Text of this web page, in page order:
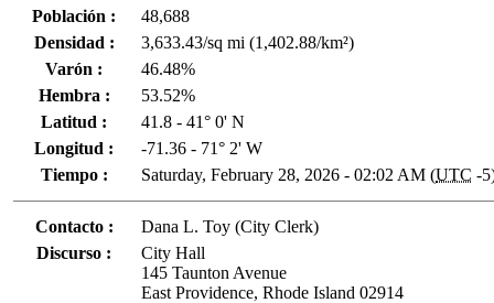
Población :
48,688
Densidad :
3,633.43/sq mi (1,402.88/km²)
Varón :
46.48%
Hembra :
53.52%
Latitud :
41.8 - 41° 0' N
Longitud :
-71.36 - 71° 2' W
Tiempo :
Saturday, February 28, 2026 - 02:02 AM (UTC -
Contacto :
Dana L. Toy (City Clerk)
Discurso :
City Hall
145 Taunton Avenue
East Providence, Rhode Island 02914